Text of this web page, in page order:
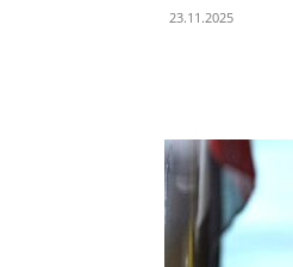
23.11.2025